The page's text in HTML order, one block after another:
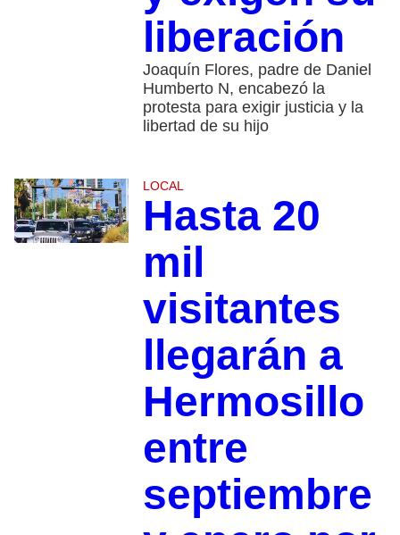
liberación
Joaquín Flores, padre de Daniel
Humberto N, encabezó la
protesta para exigir justicia y la
libertad de su hijo
LOCAL
Hasta 20
mil
visitantes
llegarán a
Hermosillo
entre
septiembre